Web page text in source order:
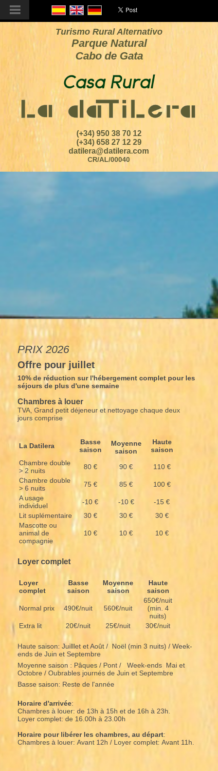
Turismo Rural Alternativo
Parque Natural
Cabo de Gata
(+34) 950 38 70 12
(+34) 658 27 12 29
datilera@datilera.com
CR/AL/00040
PRIX 2026
Offre pour juillet
10% de réduction sur l'hébergement complet pour les
séjours de plus d'une semaine
Chambres à louer
TVA, Grand petit déjeneur et nettoyage chaque deux
jours comprise
La Datilera
Basse
saison
Moyenne
saison
Haute
saison
Chambre double
> 2 nuits
80 € 90 €
110 €
Chambre double
> 6 nuits
75 € 85 €
100 €
A usage
individuel
-10 € -10 €
-15 €
Lit suplémentaire
30 € 30 €
30 €
Mascotte ou
animal de
compagnie
10 € 10 € 10 €
Loyer complet
Loyer
complet
Basse
saison
Moyenne
saison
Haute
saison
Normal prix 490€/nuit 560€/nuit
650€/nuit
(min. 4
nuits)
Extra lit
20€/nuit 25€/nuit 30€/nuit
Haute saison: Juilllet et Août / Noël (min 3 nuits) / Week-
ends de Juin et Septembre
Moyenne saison : Pâques / Pont / Week-ends Mai et
Octobre / Oubrables journés de Juin et Septembre
Basse saison: Reste de l'année
Horaire d'arrivée:
Chambres à louer: de 13h à 15h et de 16h à 23h.
Loyer complet: de 16.00h à 23.00h
Horaire pour libérer les chambres, au départ:
Chambres à louer: Avant 12h / Loyer complet: Avant 11h.